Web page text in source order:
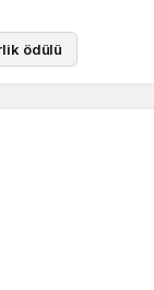
ödülü